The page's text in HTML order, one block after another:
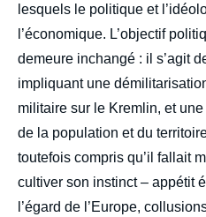
lesquels le politique et
l’économique. L’objectif
demeure inchangé : il s’agit
impliquant une
militaire sur le Kremlin, et
de la population et du
toutefois compris qu’il fallait
cultiver son instinct – appétit
l’égard de l’Europe,